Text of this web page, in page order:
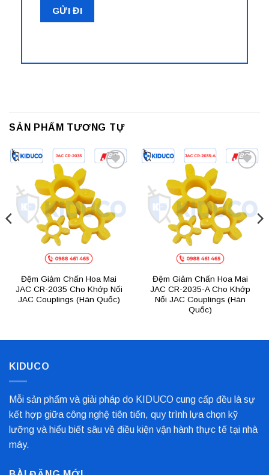
SẢN PHẨM TƯƠNG TỰ
Đệm Giảm Chấn Hoa Mai
JAC CR-2035 Cho Khớp Nối
JAC Couplings (Hàn Quốc)
Đệm Giảm Chấn Hoa Mai
JAC CR-2035-A Cho Khớp
Nối JAC Couplings (Hàn
Quốc)
KIDUCO
Mỗi sản phẩm và giải pháp do KIDUCO cung cấp đều là sự
kết hợp giữa công nghệ tiên tiến, quy trình lựa chọn kỹ
lưỡng và hiểu biết sâu về điều kiện vận hành thực tế tại nhà
máy.